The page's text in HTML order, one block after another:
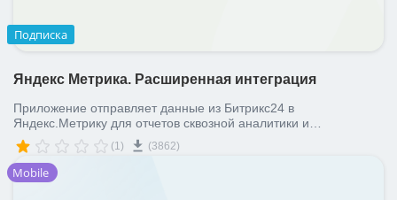
Подписка
Яндекс Метрика. Расширенная интеграция
Приложение отправляет данные из Битрикс24 в
Яндекс.Метрику для отчетов сквозной аналитики и
оптимизации ваших РК в Директе
(1) (3862)
Mobile